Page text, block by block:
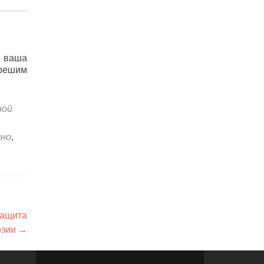
ваша
,
→